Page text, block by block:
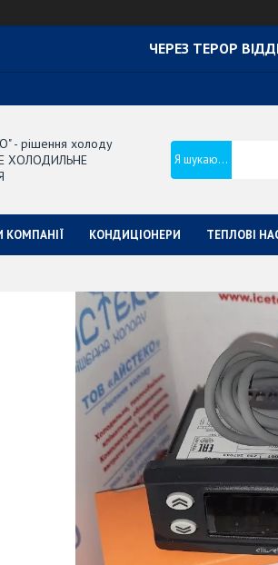
ЧЕРЕЗ ТЕРОР
- рішення холоду
ХОЛОДИЛЬНЕ
КОМПАНІЇ КОНДИЦІОНЕРИ ТЕПЛОВІ